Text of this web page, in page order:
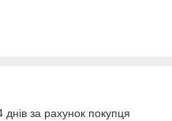
за рахунок покупця